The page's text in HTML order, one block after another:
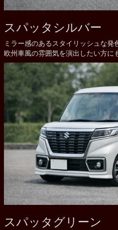
スパッタシルバー
ミラー感のあるスタイリッシュな発
欧州車風の雰囲気を演出したい方に
スパッタグリーン